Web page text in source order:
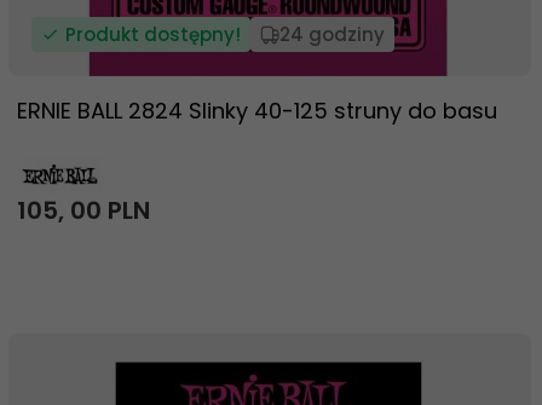
Produkt dostępny! 24 godziny
ERNIE BALL 2824 Slinky 40-125 struny do basu
105, 00 PLN